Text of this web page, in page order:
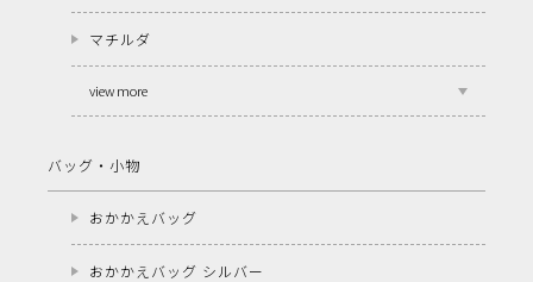
マチルダ
view more
バッグ・小物
おかかえバッグ
おかかえバッグ シルバー